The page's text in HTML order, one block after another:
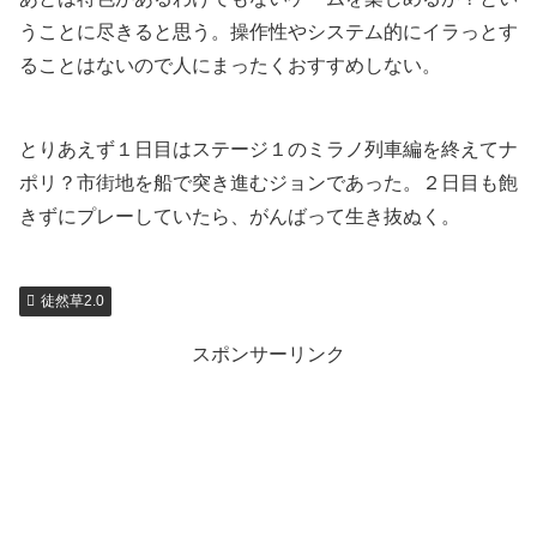
うことに尽きると思う。操作性やシステム的にイラっとす
ることはないので人にまったくおすすめしない。
とりあえず１日目はステージ１のミラノ列車編を終えてナ
ポリ？市街地を船で突き進むジョンであった。２日目も飽
きずにプレーしていたら、がんばって生き抜ぬく。
徒然草2.0
スポンサーリンク